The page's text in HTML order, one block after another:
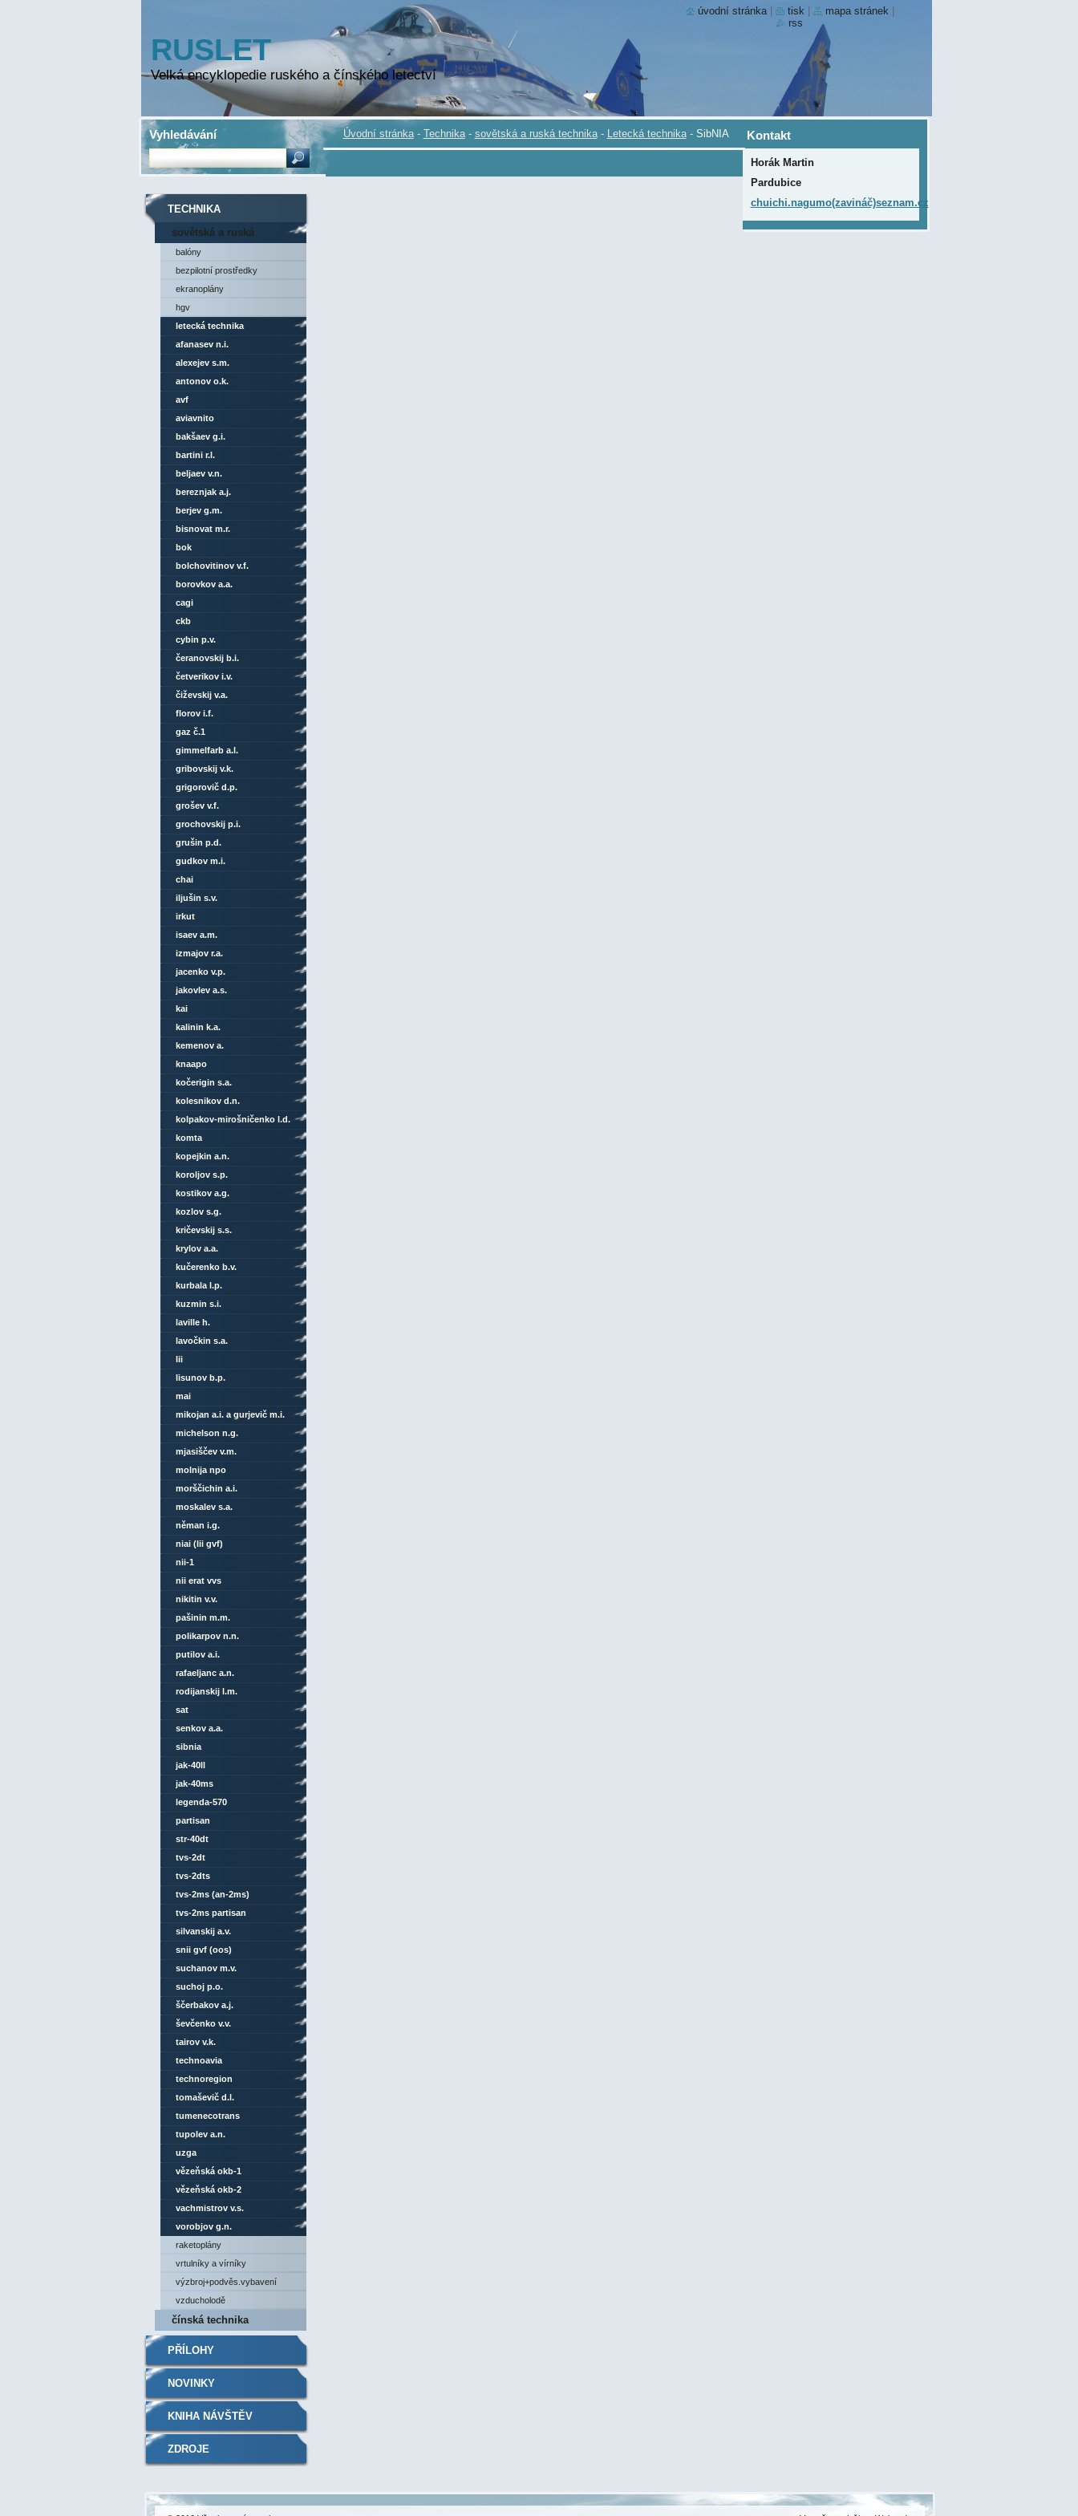
RUSLET
Velká encyklopedie ruského a čínského letectví
Úvodní stránka - Technika - sovětská a ruská technika - Letecká technika - SibNIA
TECHNIKA
sovětská a ruská
technika
balóny
bezpilotní prostředky
ekranoplány
hgv
letecká technika
afanasev n.i.
alexejev s.m.
antonov o.k.
avf
aviavnito
bakšaev g.i.
bartini r.l.
beljaev v.n.
bereznjak a.j.
berjev g.m.
bisnovat m.r.
bok
bolchovitinov v.f.
borovkov a.a.
cagi
ckb
cybin p.v.
čeranovskij b.i.
četverikov i.v.
čiževskij v.a.
florov i.f.
gaz č.1
gimmelfarb a.l.
gribovskij v.k.
grigorovič d.p.
grošev v.f.
grochovskij p.i.
grušin p.d.
gudkov m.i.
chai
iljušin s.v.
irkut
isaev a.m.
izmajov r.a.
jacenko v.p.
jakovlev a.s.
kai
kalinin k.a.
kemenov a.
knaapo
kočerigin s.a.
kolesnikov d.n.
kolpakov-mirošničenko l.d.
komta
kopejkin a.n.
koroljov s.p.
kostikov a.g.
kozlov s.g.
kričevskij s.s.
krylov a.a.
kučerenko b.v.
kurbala l.p.
kuzmin s.i.
laville h.
lavočkin s.a.
lii
lisunov b.p.
mai
mikojan a.i. a gurjevič m.i.
michelson n.g.
mjasiščev v.m.
molnija npo
morščichin a.i.
moskalev s.a.
něman i.g.
niai (lii gvf)
nii-1
nii erat vvs
nikitin v.v.
pašinin m.m.
polikarpov n.n.
putilov a.i.
rafaeljanc a.n.
rodijanskij l.m.
sat
senkov a.a.
sibnia
jak-40ll
jak-40ms
legenda-570
partisan
str-40dt
tvs-2dt
tvs-2dts
tvs-2ms (an-2ms)
tvs-2ms partisan
silvanskij a.v.
snii gvf (oos)
suchanov m.v.
suchoj p.o.
ščerbakov a.j.
ševčenko v.v.
tairov v.k.
technoavia
technoregion
tomaševič d.l.
tumenecotrans
tupolev a.n.
uzga
vězeňská okb-1
vězeňská okb-2
vachmistrov v.s.
vorobjov g.n.
raketoplány
vrtulníky a vírníky
výzbroj+podvěs.vybavení
vzducholodě
čínská technika
PŘÍLOHY
NOVINKY
KNIHA NÁVŠTĚV
ZDROJE
Kontakt
Horák Martin
Pardubice
chuichi.nagumo(zavináč)seznam.cz
Vyhledávání
úvodní stránka tisk mapa stránek
rss